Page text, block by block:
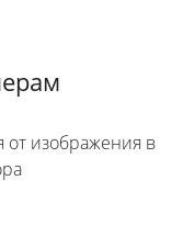
от изображения в